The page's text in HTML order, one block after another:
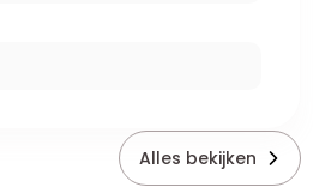
Alles bekijken